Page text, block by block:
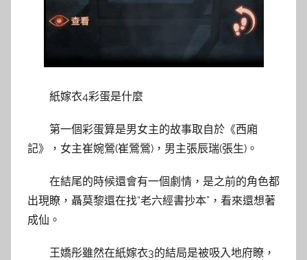
紙嫁衣4彩蛋是什麼
第一個彩蛋算是男女主的故事取自於《西廂
記》，女主崔婉鶯(崔鶯鶯)，男主張辰瑞(張生)。
在結尾的時候還會有一個劇情，是之前的角色都
出現瞭，聶莫黎還在找“老六經書抄本”，看來還想著
成仙。
王嬌彤雖然在紙嫁衣3的結局是被吸入地府瞭，